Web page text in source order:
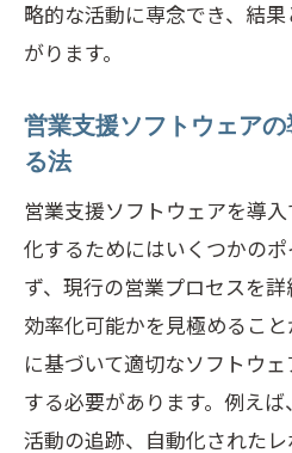
略的な活動に専念でき、結
がります。
営業支援ソフトウェア
る法
営業支援ソフトウェアを導
化するためにはいくつかの
ず、現行の営業プロセスを
効率化可能かを見極めるこ
に基づいて適切なソフトウ
する必要があります。例え
活動の追跡、自動化された